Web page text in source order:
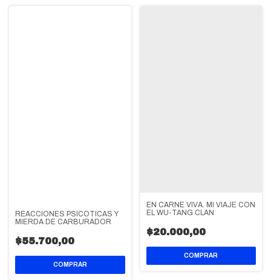
REACCIONES PSICOTICAS Y
MIERDA DE CARBURADOR
$55.700,00
EN CARNE VIVA. MI VIAJE CON
EL WU-TANG CLAN
$20.000,00